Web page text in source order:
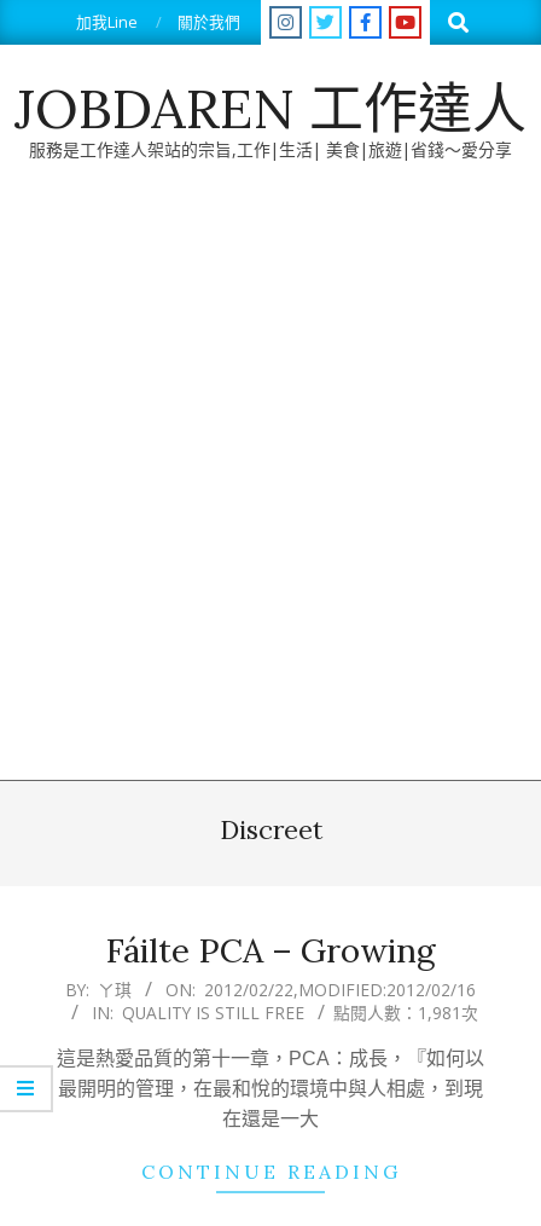
to
加我Line 關於我們 Search
JOBDAREN 工作達人
服務是工作達人架站的宗旨,工作|生活| 美食|旅遊|省錢～愛分享
Discreet
Fáilte PCA – Growing
2012-
02-
22
BY: ㄚ琪 ON: 2012/02/22,MODIFIED:2012/02/16
IN: QUALITY IS STILL FREE 點閱人數：1,981次
這是熱愛品質的第十一章，PCA：成長，『如何以
最開明的管理，在最和悅的環境中與人相處，到現
在還是一大
CONTINUE READING